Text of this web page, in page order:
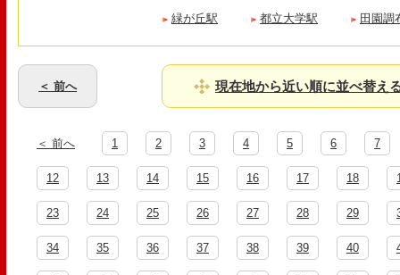
緑が丘駅 都立大学駅 田園調
＜ 前へ 現在地から近い順に並べ替え
＜ 前へ 1 2 3 4 5 6 7
12 13 14 15 16 17 18
23 24 25 26 27 28 29
34 35 36 37 38 39 40